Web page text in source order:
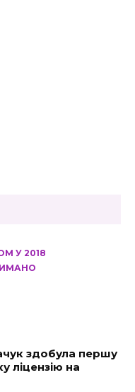
У 2018
здобула першу
ліцензію на